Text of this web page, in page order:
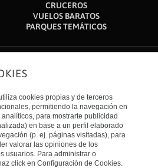
CRUCEROS
VUELOS BARATOS
PARQUES TEMÁTICOS
cookies propias y de terceros
permitiendo la navegación en
para mostrarte publicidad
en base a un perfil elaborado
(p. ej. páginas visitadas), para
valorar las opiniones de los
usuarios. Para administrar o
click en Configuración de Cookies.